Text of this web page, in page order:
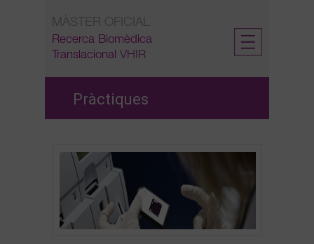
content
MÀSTER OFICIAL
Recerca Biomèdica
Translacional VHIR
Pràctiques